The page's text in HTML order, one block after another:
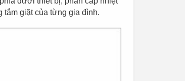
giặt của từng gia đình.